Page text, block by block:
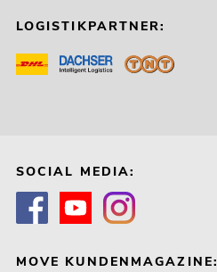
LOGISTIKPARTNER:
SOCIAL MEDIA:
MOVE KUNDENMAGAZINE: